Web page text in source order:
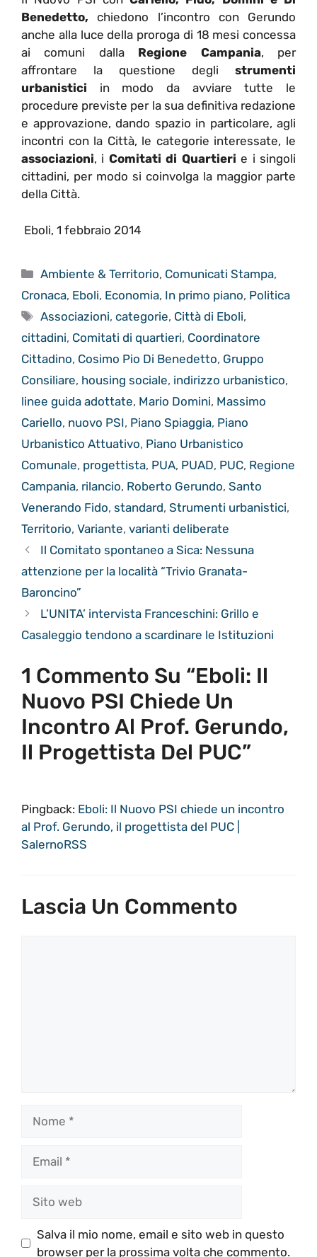
Benedetto, chiedono l’incontro con Gerundo
anche alla luce della proroga di 18 mesi concessa
ai comuni dalla Regione Campania, per
affrontare la questione degli strumenti
urbanistici in modo da avviare tutte le
procedure previste per la sua definitiva redazione
e approvazione, dando spazio in particolare, agli
incontri con la Città, le categorie interessate, le
associazioni, i Comitati di Quartieri e i singoli
cittadini, per modo si coinvolga la maggior parte
della Città.
Eboli, 1 febbraio 2014
Categorie
Ambiente & Territorio, Comunicati Stampa,
Cronaca, Eboli, Economia, In primo piano, Politica
Tag
Associazioni,categorie, Città di Eboli,
cittadini, Comitati di quartieri, Coordinatore
Cittadino, Cosimo Pio Di Benedetto, Gruppo
Consiliare, housing sociale, indirizzo urbanistico,
linee guida adottate, Mario Domini, Massimo
Cariello, nuovo PSI, Piano Spiaggia, Piano
Urbanistico Attuativo, Piano Urbanistico
Comunale, progettista, PUA, PUAD, PUC, Regione
Campania, rilancio, Roberto Gerundo, Santo
Venerando Fido, standard, Strumenti urbanistici,
Territorio, Variante, varianti deliberate
Il Comitato spontaneo a Sica: Nessuna
attenzione per la località “Trivio Granata-
Baroncino”
L’UNITA’ intervista Franceschini: Grillo e
Casaleggio tendono a scardinare le Istituzioni
1 Commento Su “Eboli: Il
Nuovo PSI Chiede Un
Incontro Al Prof. Gerundo,
Il Progettista Del PUC”
Pingback: Eboli: Il Nuovo PSI chiede un incontro
al Prof. Gerundo, il progettista del PUC |
SalernoRSS
Lascia Un Commento
web
Salva il mio nome, email e sito web in questo
browser per la prossima volta che commento.